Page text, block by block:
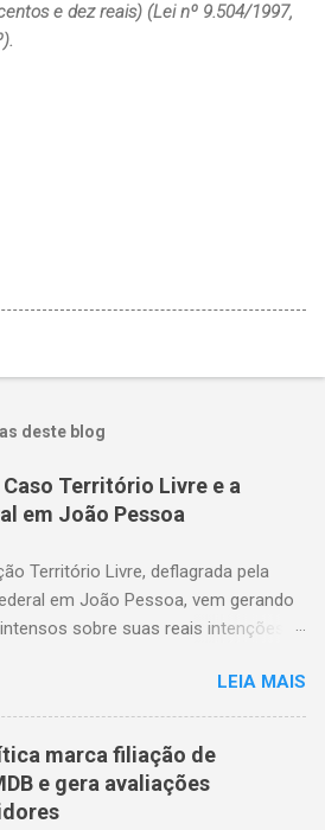
e dez reais) (Lei nº 9.504/1997,
deste blog
Território Livre e a
em João Pessoa
Território Livre, deflagrada pela
em João Pessoa, vem gerando
sobre suas reais intenções e
que sustenta a operação carece de
Até o momento, não há
de áudio ou vídeo que validem as
A narrativa que circula em setores
sugere que eleitores de baixa
LEIA MAIS
marca filiação de
e gera avaliações